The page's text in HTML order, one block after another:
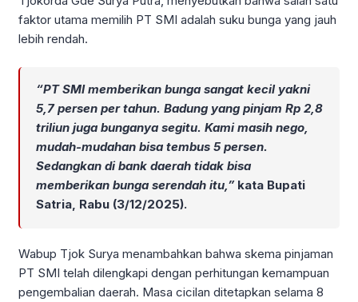
faktor utama memilih PT SMI adalah suku bunga yang jauh
lebih rendah.
“PT SMI memberikan bunga sangat kecil yakni
5,7 persen per tahun. Badung yang pinjam Rp 2,8
triliun juga bunganya segitu. Kami masih nego,
mudah-mudahan bisa tembus 5 persen.
Sedangkan di bank daerah tidak bisa
memberikan bunga serendah itu,”kata Bupati
Satria, Rabu (3/12/2025).
Wabup Tjok Surya menambahkan bahwa skema pinjaman
PT SMI telah dilengkapi dengan perhitungan kemampuan
pengembalian daerah. Masa cicilan ditetapkan selama 8